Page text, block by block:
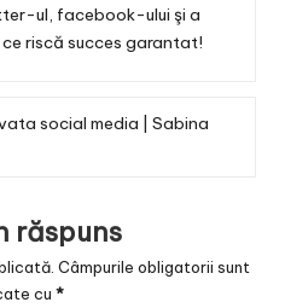
ul, facebook-ului şi a
riscă succes garantat!
social media | Sabina
răspuns
Câmpurile obligatorii sunt
cu *